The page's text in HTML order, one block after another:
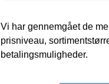
Vi har gennemgået de
prisniveau,
betalingsmuligheder.